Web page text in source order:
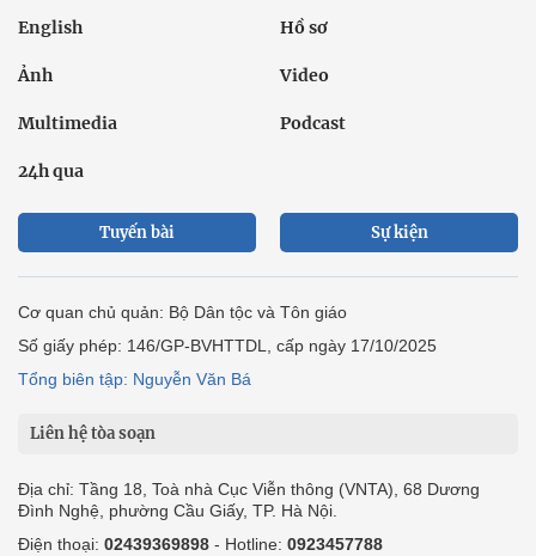
English Hồ sơ
Ảnh Video
Multimedia Podcast
24h qua
Tuyến bài Sự kiện
Cơ quan chủ quản: Bộ Dân tộc và Tôn giáo
Số giấy phép: 146/GP-BVHTTDL, cấp ngày 17/10/2025
Tổng biên tập: Nguyễn Văn Bá
Liên hệ tòa soạn
Địa chỉ: Tầng 18, Toà nhà Cục Viễn thông (VNTA), 68 Dương
Đình Nghệ, phường Cầu Giấy, TP. Hà Nội.
Điện thoại: 02439369898 - Hotline: 0923457788